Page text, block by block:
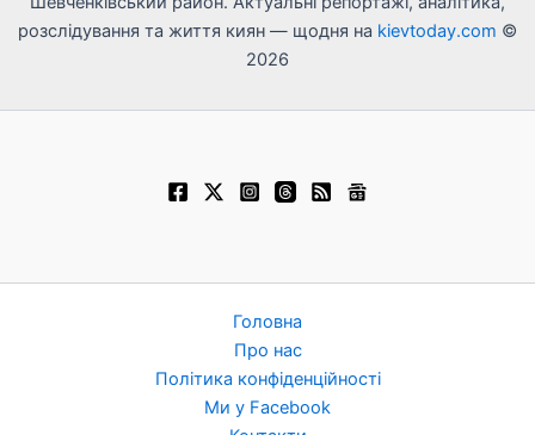
розслідування та життя киян — щодня на kievtoday.com ©
2026
Головна
Про нас
Політика конфіденційності
Ми у Facebook